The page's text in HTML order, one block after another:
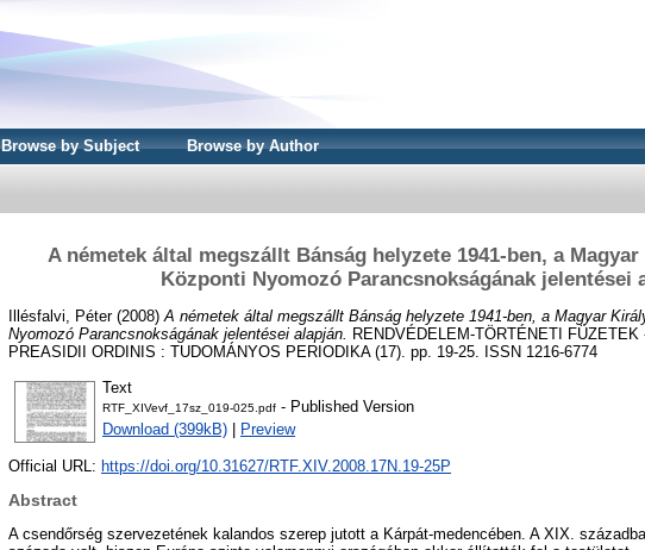
Browse by Subject Browse by Author
A németek által megszállt Bánság helyzete 1941-ben, a
Központi Nyomozó Parancsnokságának jelentései
Illésfalvi, Péter(2008) A németek által megszállt Bánság helyzete 1941-ben, a Magyar
Nyomozó Parancsnokságának jelentései alapján. RENDVÉDELEM-TÖRTÉNETI FÜZETEK
PREASIDII ORDINIS : TUDOMÁNYOS PERIODIKA (17). pp. 19-25. ISSN 1216-6774
Text
RTF_XIVevf_17sz_019-025.pdf - Published Version
Download (399kB)
Preview
Official URL: https://doi.org/10.31627/RTF.XIV.2008.17N.19-25P
Abstract
A csendőrség szervezetének kalandos szerep jutott a Kárpát-medencében. A XIX.